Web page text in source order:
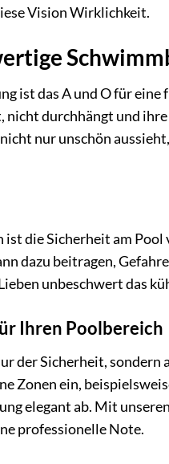
Vision Wirklichkeit.
ist das A und O für
nicht durchhängt und
nur unschön
die Sicherheit am
dazu beitragen,
unbeschwert das
Ihren Poolbereich
der Sicherheit,
Zonen ein,
elegant ab. Mit
professionelle Note.